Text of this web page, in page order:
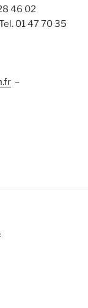
46 02
01 47 70 35
–